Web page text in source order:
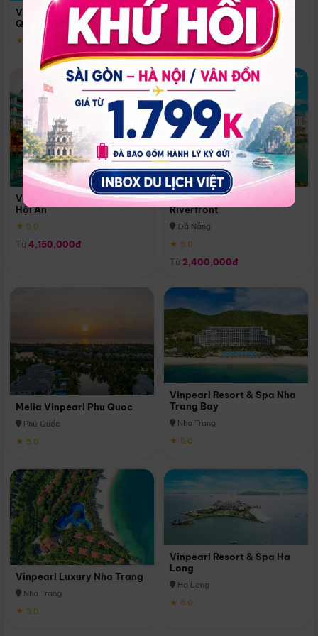
Vinpearl Resort & Spa Phu
Quoc
★ 5.0
Quoc
Phú Quốc
★ 5.0
Vinpearl Resort & Golf Nam
Hội An
★ 5.0
Từ 4,150,000đ
Melia Vinpearl Danang
Riverfront
Đà Nẵng
★ 5.0
Từ 2,400,000đ
Melia Vinpearl Phu Quoc
Phú Quốc
★ 5.0
Vinpearl Resort & Spa Nha
Trang Bay
Nha Trang
★ 5.0
Vinpearl Luxury Nha Trang
Nha Trang
★ 5.0
Vinpearl Resort & Spa Ha
Long
Hạ Long
★ 5.0